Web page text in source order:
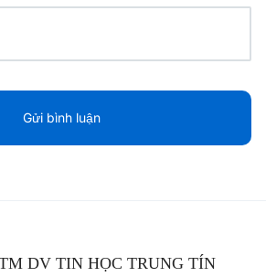
DV TIN HỌC TRUNG TÍN